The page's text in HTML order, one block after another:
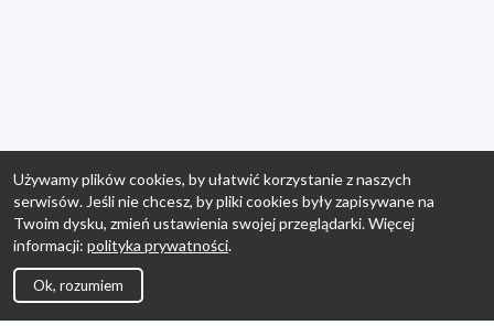
Używamy plików cookies, by ułatwić korzystanie z naszych
serwisów. Jeśli nie chcesz, by pliki cookies były zapisywane na
Twoim dysku, zmień ustawienia swojej przeglądarki. Więcej
informacji: polityka prywatności.
Ok, rozumiem